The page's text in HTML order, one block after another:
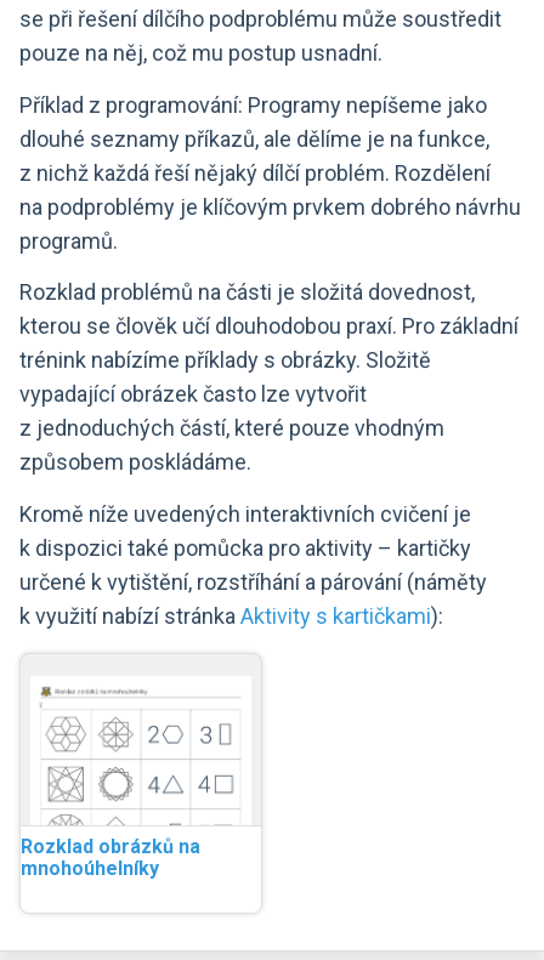
se při řešení dílčího podproblému může soustředit
pouze na něj, což mu postup usnadní.
Příklad z programování: Programy nepíšeme jako
dlouhé seznamy příkazů, ale dělíme je na funkce,
z nichž každá řeší nějaký dílčí problém. Rozdělení
na podproblémy je klíčovým prvkem dobrého návrhu
programů.
Rozklad problémů na části je složitá dovednost,
kterou se člověk učí dlouhodobou praxí. Pro základní
trénink nabízíme příklady s obrázky. Složitě
vypadající obrázek často lze vytvořit
z jednoduchých částí, které pouze vhodným
způsobem poskládáme.
Kromě níže uvedených interaktivních cvičení je
k dispozici také pomůcka pro aktivity – kartičky
určené k vytištění, rozstříhání a párování (náměty
k využití nabízí stránka Aktivity s kartičkami):
Rozklad obrázků na
mnohoúhelníky